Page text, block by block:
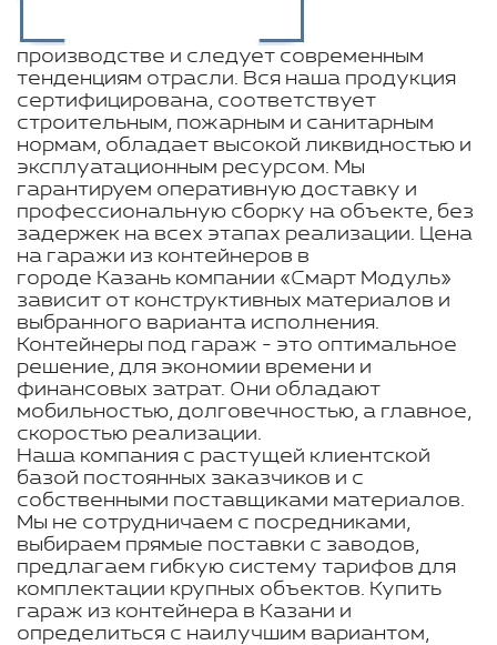
производстве и следует современным
тенденциям отрасли. Вся наша продукция
сертифицирована, соответствует
строительным, пожарным и санитарным
нормам, обладает высокой ликвидностью и
эксплуатационным ресурсом. Мы
гарантируем оперативную доставку и
профессиональную сборку на объекте, без
задержек на всех этапах реализации. Цена
на гаражи из контейнеров в
городе Казань компании «Смарт Модуль»
зависит от конструктивных материалов и
выбранного варианта исполнения.
Контейнеры под гараж - это оптимальное
решение, для экономии времени и
финансовых затрат. Они обладают
мобильностью, долговечностью, а главное,
скоростью реализации.
Наша компания с растущей клиентской
базой постоянных заказчиков и с
собственными поставщиками материалов.
Мы не сотрудничаем с посредниками,
выбираем прямые поставки с заводов,
предлагаем гибкую систему тарифов для
комплектации крупных объектов. Купить
гараж из контейнера в Казани и
определиться с наилучшим вариантом,